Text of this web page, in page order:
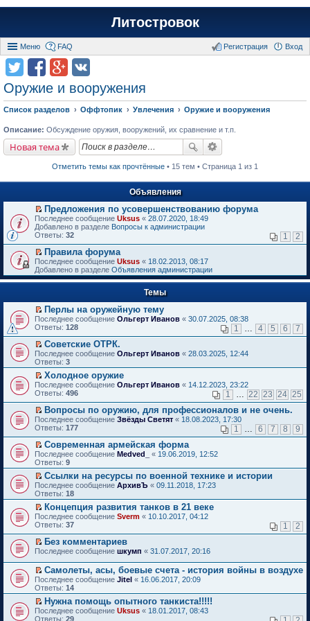
Литостровок
Меню FAQ Вход
Регистрация
Оружие и вооружения
Список разделов Оффтопик Увлечения Оружие и вооружения
Описание: Обсуждение оружия, вооружений, их сравнение и т.п.
Новая тема
Отметить темы как прочтённые • 15 тем • Страница 1 из 1
Объявления
П
е
р
й
т
и
к
п
в
о
м
у
н
е
п
р
о
ч
и
а
н
н
о
м
у
с
о
о
б
щ
е
н
и
ю
Предложения по усовершенствованию форума
Последнее сообщение Uksus « 28.07.2020, 18:49
Добавлено в разделе Вопросы к администрации
Ответы: 32 1 2
П
е
р
е
т
и
к
п
р
в
о
м
у
н
е
п
р
о
ч
т
а
н
н
о
м
у
с
о
о
б
щ
е
н
ю
Правила форума
Последнее сообщение Uksus « 18.02.2013, 08:17
Добавлено в разделе Объявления администрации
Темы
П
е
е
й
т
и
к
п
е
в
о
м
у
н
е
п
р
о
ч
и
т
а
н
н
о
м
у
о
о
б
щ
е
н
и
Перлы на оружейную тему
Последнее сообщение Ольгерт Иванов « 30.07.2025, 08:38
Ответы: 128 1 4 5 6 7
П
е
р
е
й
т
и
п
е
в
о
м
у
н
е
п
р
о
ч
и
т
а
н
о
м
у
с
о
о
б
Советские ОТРК.
Последнее сообщение Ольгерт Иванов « 28.03.2025, 12:44
Ответы: 3
П
е
е
й
т
и
к
п
е
р
в
о
м
у
н
е
п
р
о
ч
т
а
н
н
о
м
у
Холодное оружие
Последнее сообщение Ольгерт Иванов « 14.12.2023, 23:22
Ответы: 496 1 22 23 24 25
П
е
е
й
т
и
к
п
е
р
в
о
м
у
н
е
р
о
ч
и
т
а
н
Вопросы по оружию, для профессионалов и не очень.
Последнее сообщение Звёзды Светят « 18.08.2023, 17:30
Ответы: 177 1 6 7 8 9
П
е
р
е
й
т
и
к
п
е
р
в
о
у
н
е
п
р
о
ч
Современная армейская форма
Последнее сообщение Medved_ « 19.06.2019, 12:52
Ответы: 9
П
е
р
е
й
т
и
п
р
в
о
м
у
н
е
Ссылки на ресурсы по военной технике и истории
Последнее сообщение АрхивЪ « 09.11.2018, 17:23
Ответы: 18
П
е
е
й
т
и
к
п
е
р
в
о
Концепция развития танков в 21 веке
Последнее сообщение Sverm « 10.10.2017, 04:12
Ответы: 37 1 2
П
р
е
й
т
и
к
п
Без комментариев
Последнее сообщение шкумп « 31.07.2017, 20:16
П
е
р
е
й
т
Самолеты, асы, боевые счета - история войны в воздухе
Последнее сообщение Jitel « 16.06.2017, 20:09
Ответы: 14
П
е
Нужна помощь опытного танкиста!!!!!
Последнее сообщение Uksus « 18.01.2017, 08:43
Ответы: 29